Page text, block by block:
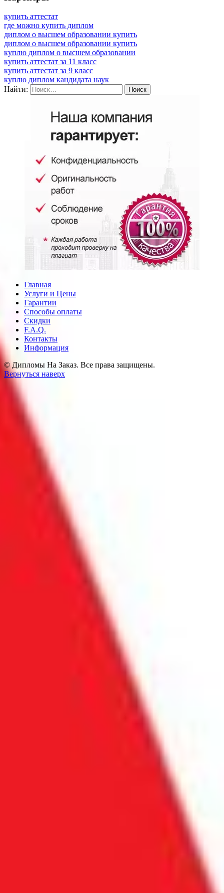
купить аттестат
где можно купить диплом
диплом о высшем образовании купить
диплом о высшем образовании купить
куплю диплом о высшем образовании
купить аттестат за 11 класс
купить аттестат за 9 класс
куплю диплом кандидата наук
Найти:
Главная
Услуги и Цены
Гарантии
Способы оплаты
Скидки
F.A.Q.
Контакты
Информация
© Дипломы На Заказ. Все права защищены.
Вернуться наверх